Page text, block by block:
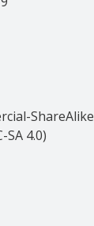
ShareAlike
4.0)